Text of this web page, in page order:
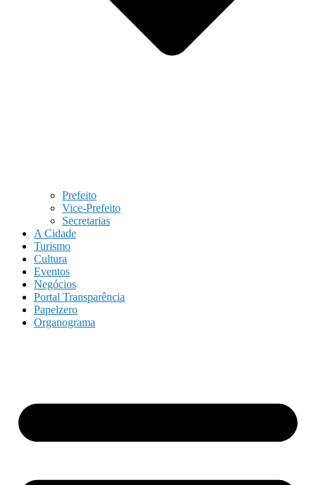
Prefeito
Vice-Prefeito
Secretarias
A Cidade
Turismo
Cultura
Eventos
Negócios
Portal Transparência
Papelzero
Organograma